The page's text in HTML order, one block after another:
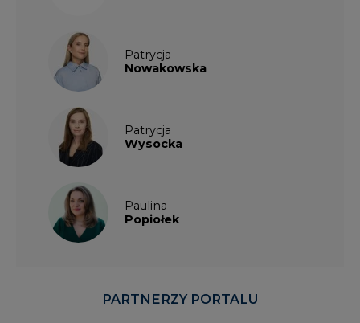
Patrycja
Nowakowska
Patrycja
Wysocka
Paulina
Popiołek
PARTNERZY PORTALU